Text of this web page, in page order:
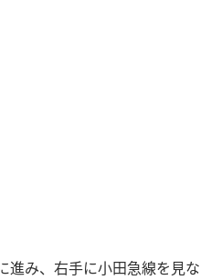
進み、右手に小田急線を見な